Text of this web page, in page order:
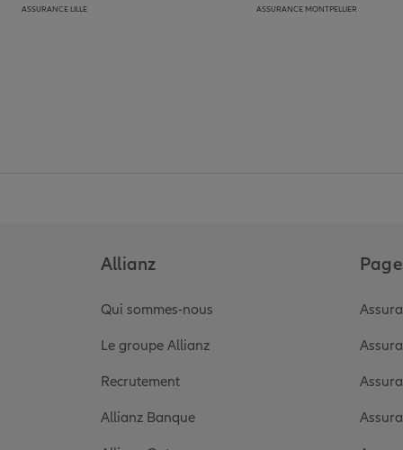
ASSURANCE LILLE
ASSURANCE MONTPELLIER
Allianz
Qui sommes-nous
Le groupe Allianz
Recrutement
Allianz Banque